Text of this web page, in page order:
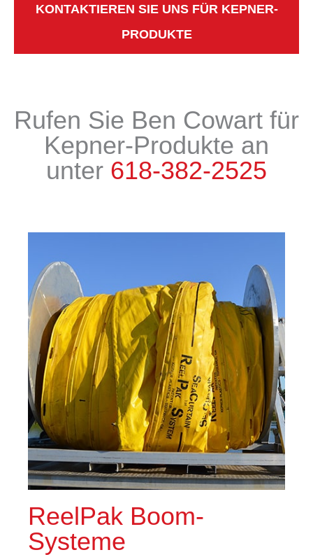
KONTAKTIEREN SIE UNS FÜR KEPNER-
PRODUKTE
Rufen Sie Ben Cowart für
Kepner-Produkte an
unter 618-382-2525
ReelPak Boom-
Systeme